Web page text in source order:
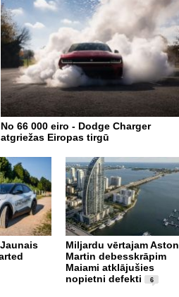
No 66 000 eiro - Dodge Charger
atgriežas Eiropas tirgū
Miljardu vērtajam Aston
Martin debesskrāpim
Maiami atklājušies
nopietni defekti
6